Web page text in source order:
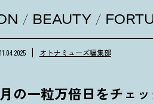
BEAUTY
2025 オトナミューズ編集部
の一粒万倍日をチェ